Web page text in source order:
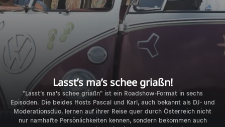
Lasst’s ma’s schee griaßn!
"Lasst’s ma’s schee griaßn" ist ein Roadshow-Format in sechs
Episoden. Die beides Hosts Pascal und Karl, auch bekannt als DJ- und
Moderationsduo, lernen auf ihrer Reise quer durch Österreich nicht
nur namhafte Persönlichkeiten kennen, sondern bekommen auch